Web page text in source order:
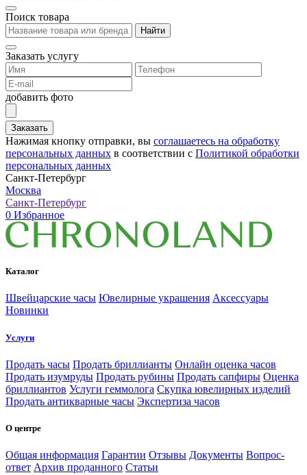
Поиск товара
Найти
Заказать услугу
добавить фото
Заказать
Нажимая кнопку отправки, вы соглашаетесь на обработку
персональных данных в соответствии с Политикой обработки
персональных данных
Санкт-Петербург
Москва
Санкт-Петербург
0 Избранное
Каталог
Швейцарские часы Ювелирные украшения Аксессуары
Новинки
Услуги
Продать часы Продать бриллианты Онлайн оценка часов
Продать изумруды Продать рубины Продать сапфиры Оценка
бриллиантов Услуги геммолога Скупка ювелирных изделий
Продать антикварные часы Экспертиза часов
О центре
Общая информация Гарантии Отзывы Документы Вопрос-
ответ Архив проданного Статьи